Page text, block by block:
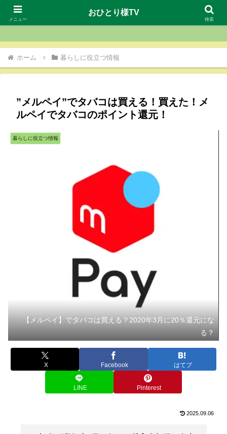
おひとり様TV
ホーム 暮らしに役立つ情報
”メルペイ”でタバコは買える！買えた！メ
ルペイでタバコのポイント還元！
暮らしに役立つ情報
【メルペイ】でタバコは買える？2020年3月に20％還元にな
る？
X Facebook はてブ
LINE Pinterest
2025.09.06
メニュー
おひとり様TV
検索